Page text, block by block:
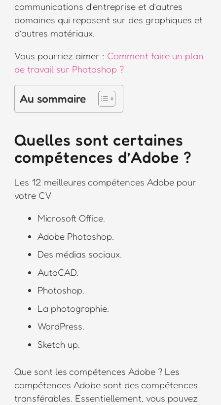
communications d’entreprise et d’autres
domaines qui reposent sur des graphiques et
d’autres matériaux.
Vous pourriez aimer : Comment faire un plan
de travail sur Photoshop ?
Au sommaire
Quelles sont certaines
compétences d’Adobe ?
Les 12 meilleures compétences Adobe pour
votre CV
Microsoft Office.
Adobe Photoshop.
Des médias sociaux.
AutoCAD.
Photoshop.
La photographie.
WordPress.
Sketch up.
Que sont les compétences Adobe ? Les
compétences Adobe sont des compétences
transférables. Essentiellement, vous pouvez